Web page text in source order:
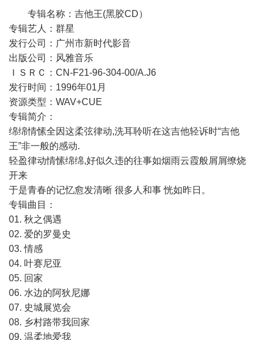
专辑名称：吉他王(黑胶CD）
专辑艺人：群星
发行公司：广州市新时代影音
出版公司：风雅音乐
ＩＳＲＣ：CN-F21-96-304-00/A.J6
发行时间：1996年01月
资源类型：WAV+CUE
专辑简介：
绵绵情愫全因这柔弦律动,洗耳聆听在这吉他轻诉时“吉他
王”非一般的感动.
轻盈律动情愫绵绵,好似久违的往事如烟雨云霞般屑屑缭烧
开来
于是青春的记忆愈发清晰 很多人和事 恍如昨日。
专辑曲目：
01. 秋之偶遇
02. 爱的罗曼史
03. 情感
04. 叶赛尼亚
05. 回家
06. 水边的阿狄尼娜
07. 史城展览会
08. 乡村路带我回家
09. 温柔地爱我